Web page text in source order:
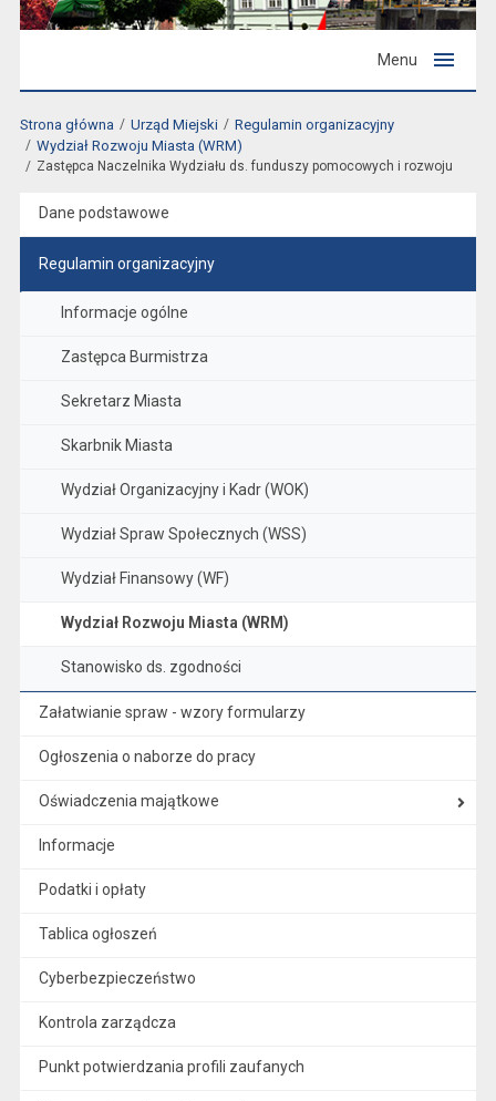
Menu
Strona główna Urząd Miejski
Regulamin organizacyjny
Wydział Rozwoju Miasta (WRM)
Zastępca Naczelnika Wydziału ds. funduszy pomocowych i rozwoju
Dane podstawowe
Regulamin organizacyjny
Informacje ogólne
Zastępca Burmistrza
Sekretarz Miasta
Skarbnik Miasta
Wydział Organizacyjny i Kadr (WOK)
Wydział Spraw Społecznych (WSS)
Wydział Finansowy (WF)
Wydział Rozwoju Miasta (WRM)
Stanowisko ds. zgodności
Załatwianie spraw - wzory formularzy
Ogłoszenia o naborze do pracy
Oświadczenia majątkowe
Informacje
Podatki i opłaty
Tablica ogłoszeń
Cyberbezpieczeństwo
Kontrola zarządcza
Punkt potwierdzania profili zaufanych